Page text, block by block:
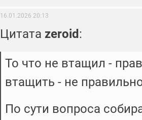
16.01.2026 20:13
Цитата zeroid :
То что не втащил -
втащить - не
По сути вопроса